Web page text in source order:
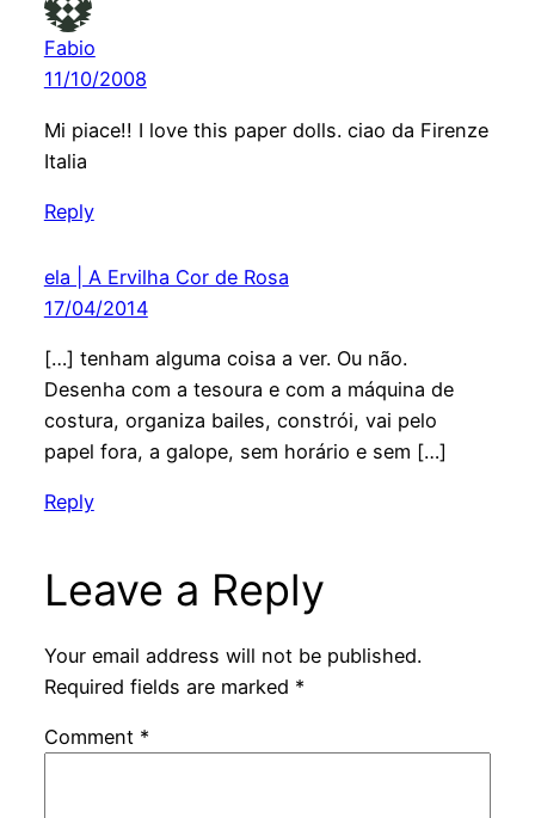
Fabio
11/10/2008
Mi piace!! I love this paper dolls. ciao da Firenze
Italia
Reply
ela | A Ervilha Cor de Rosa
17/04/2014
[…] tenham alguma coisa a ver. Ou não.
Desenha com a tesoura e com a máquina de
costura, organiza bailes, constrói, vai pelo
papel fora, a galope, sem horário e sem […]
Reply
Leave a Reply
Your email address will not be published.
Required fields are marked *
Comment *